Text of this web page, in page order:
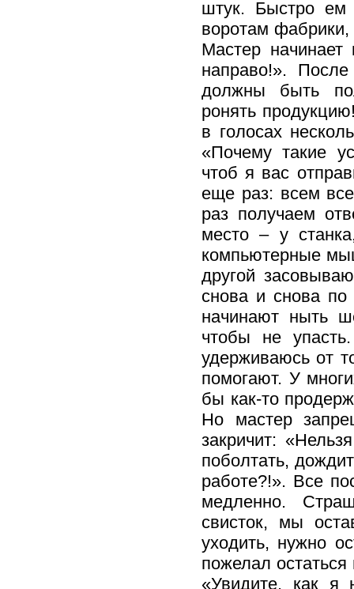
штук. Быстро ем
воротам фабрики,
Мастер начинает
направо!».
должны быть
ронять
в голосах
«Почему такие
чтоб я вас
еще раз: всем
раз получаем
место – у
компьютерные
другой
снова и снова по
начинают ныть
чтобы не
удерживаюсь от
помогают. У
бы как-то
Но мастер
закричит:
поболтать,
работе?!». Все
медленно.
свисток, мы
уходить, нужно
пожелал
«Увидите, как я